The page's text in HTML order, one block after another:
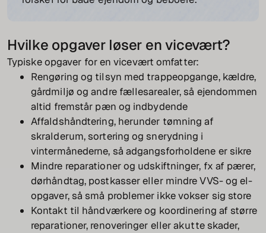
Hvilke opgaver løser en vicevært?
Typiske opgaver for en vicevært omfatter:
Rengøring og tilsyn med trappeopgange, kældre,
gårdmiljø og andre fællesarealer, så ejendommen
altid fremstår pæn og indbydende
Affaldshåndtering, herunder tømning af
skralderum, sortering og snerydning i
vintermånederne, så adgangsforholdene er sikre
Mindre reparationer og udskiftninger, fx af pærer,
dørhåndtag, postkasser eller mindre VVS- og el-
opgaver, så små problemer ikke vokser sig store
Kontakt til håndværkere og koordinering af større
reparationer, renoveringer eller akutte skader,